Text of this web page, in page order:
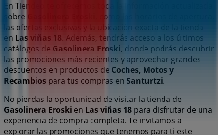
En Tiendeo te ofrecemos toda la información actualizada
sobre Gasolinera Eroski
, como los horarios de apertura,
las ofertas exclusivas y la ubicación exacta de la tienda
en Las viñas 18. Además, tendrás acceso a los últimos
catálogos de Gasolinera Eroski, donde podrás descubrir
las promociones más recientes y aprovechar grandes
descuentos en productos de Coches, Motos y
Recambios para tus compras en Santurtzi.
No pierdas la oportunidad de visitar la tienda de
Gasolinera Eroski en Las viñas 18 para disfrutar de una
experiencia de compra completa. Te invitamos a
explorar las promociones que tenemos para ti este